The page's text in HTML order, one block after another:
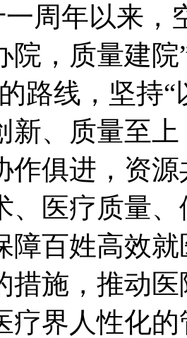
周年以来，
院，质量建
路线，坚持
新、质量至
作俱进，资
、医疗质量
障百姓高效
措施，推动
疗界人性化